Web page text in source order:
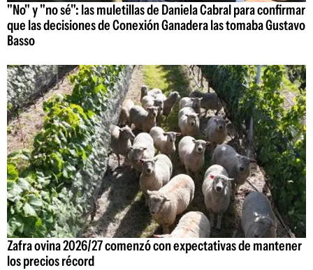
"No" y "no sé": las muletillas de Daniela Cabral para confirmar
que las decisiones de Conexión Ganadera las tomaba Gustavo
Basso
Zafra ovina 2026/27 comenzó con expectativas de mantener
los precios récord